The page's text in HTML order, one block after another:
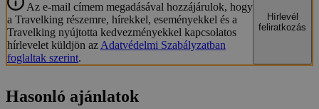
Az e-mail címem megadásával hozzájárulok, hogy
a Travelking részemre, hírekkel, eseményekkel és a
Travelking nyújtotta kedvezményekkel kapcsolatos
hírlevelet küldjön azAdatvédelmi Szabályzatban
foglaltak szerint.
Hírlevél
feliratkozás
Hasonló ajánlatok